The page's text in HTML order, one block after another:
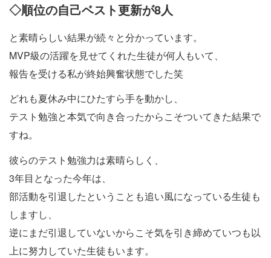
◇順位の自己ベスト更新が8人
と素晴らしい結果が続々と分かっています。
MVP級の活躍を見せてくれた生徒が何人もいて、
報告を受ける私が終始興奮状態でした笑
どれも夏休み中にひたすら手を動かし、
テスト勉強と本気で向き合ったからこそついてきた結果で
すね。
彼らのテスト勉強力は素晴らしく、
3年目となった今年は、
部活動を引退したということも追い風になっている生徒も
しますし、
逆にまだ引退していないからこそ気を引き締めていつも以
上に努力していた生徒もいます。